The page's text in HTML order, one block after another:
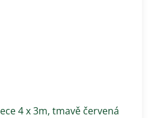
4 x 3m, tmavě červená